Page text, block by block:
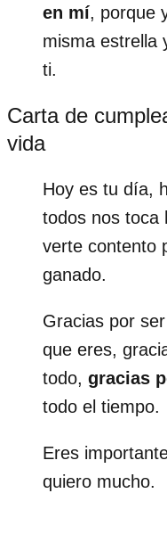
en mí, porque
misma estrella
ti.
Carta de
vida
Hoy es tu día,
todos nos toca
verte contento
ganado.
Gracias por
que eres,
todo, gracias
todo el tiempo.
Eres
quiero mucho.